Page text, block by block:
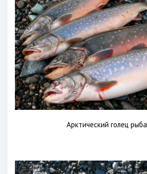
Арктический голец рыба